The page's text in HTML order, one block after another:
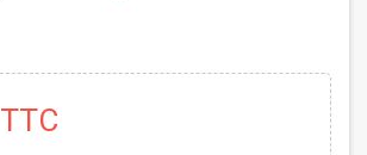
TTC